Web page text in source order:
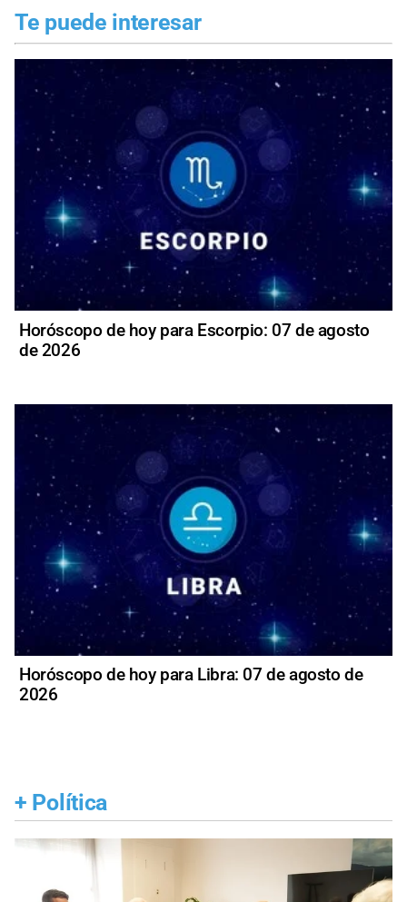
Te puede interesar
Horóscopo de hoy para Escorpio: 07 de agosto
de 2026
Horóscopo de hoy para Libra: 07 de agosto de
2026
+ Política